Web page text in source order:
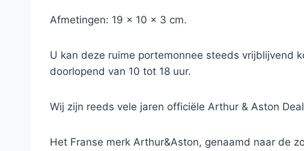
Afmetingen: 19 x 10 x 3 cm.
U kan deze ruime portemonnee steeds vrijblijvend
doorlopend van 10 tot 18 uur.
Wij zijn reeds vele jaren officiële Arthur & Aston
Het Franse merk Arthur&Aston, genaamd naar de